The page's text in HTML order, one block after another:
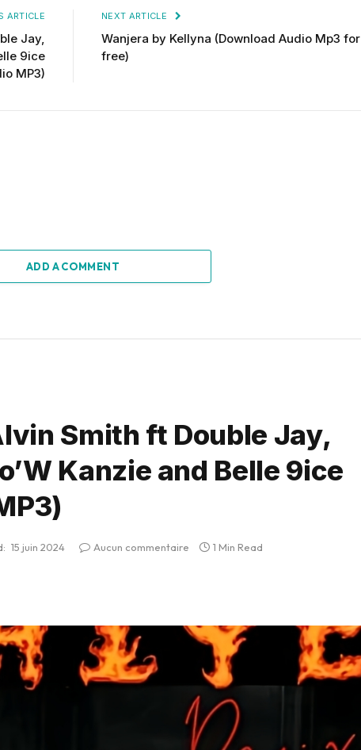
ARTICLE
Jay,
9ice
MP3)
NEXT ARTICLE
Wanjera by Kellyna (Download Audio Mp3 for
free)
ADD A COMMENT
Smith ft Double Jay,
Kanzie and Belle 9ice
15 juin 2024 Aucun commentaire 1 Min Read